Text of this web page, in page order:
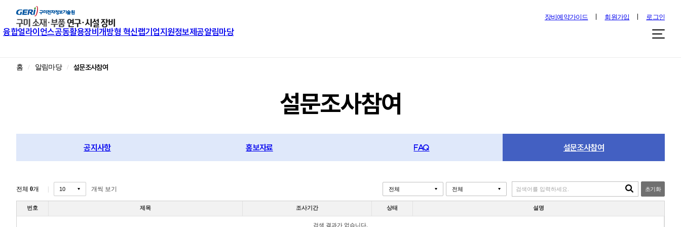
장비예약가이드 회원가입 로그인
융합얼라이언스공동활용장비개방형 혁신랩기업지원정보제공알림마당
홈 알림마당 설문조사참여
설문조사참여
공지사항 홍보자료 FAQ 설문조사참여
전체 0개 개씩 보기 초기화
번호 제목 조사기간 상태 설명
검색 결과가 없습니다.